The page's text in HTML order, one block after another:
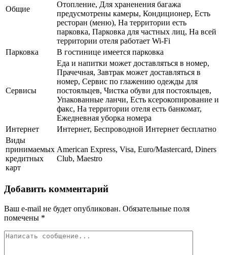
Общие
Отопление, Для храненения багажа
предусмотрены камеры, Кондиционер, Есть
ресторан (меню), На территории есть
парковка, Парковка для частных лиц, На всей
территории отеля работает Wi-Fi
Парковка
В гостинице имеется парковка
Сервисы
Еда и напитки может доставляться в номер,
Прачечная, Завтрак может доставляться в
номер, Сервис по глажению одежды для
постояльцев, Чистка обуви для постояльцев,
Упакованные ланчи, Есть ксерокопирование и
факс, На территории отеля есть банкомат,
Ежедневная уборка номера
Интернет
Интернет, Беспроводной Интернет бесплатно
Виды
принимаемых
кредитных
карт
American Express, Visa, Euro/Mastercard, Diners
Club, Maestro
Добавить комментарий
Ваш e-mail не будет опубликован. Обязательные поля
помечены *